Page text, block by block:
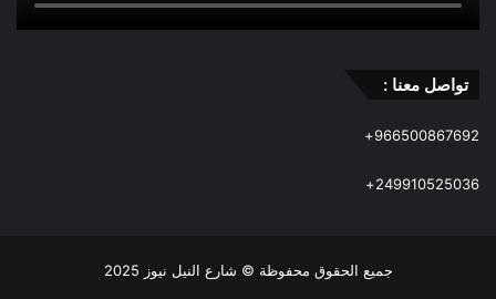
تواصل معنا :
966500867692+
249910525036+
جميع الحقوق محفوظة © شارع النيل نيوز 2025